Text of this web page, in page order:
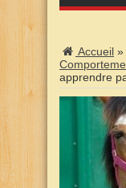
Accueil »
apprendre